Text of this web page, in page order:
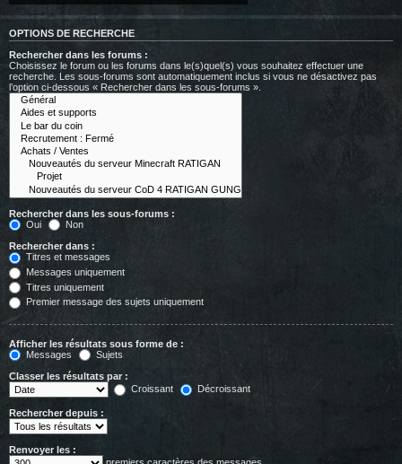
OPTIONS DE RECHERCHE
Rechercher dans les forums :
Choisissez le forum ou les forums dans le(s)quel(s) vous souhaitez effectuer une
recherche. Les sous-forums sont automatiquement inclus si vous ne désactivez pas
l’option ci-dessous « Rechercher dans les sous-forums ».
Rechercher dans les sous-forums :
Oui
Non
Rechercher dans :
Titres et messages
Messages uniquement
Titres uniquement
Premier message des sujets uniquement
Afficher les résultats sous forme de :
Messages
Sujets
Classer les résultats par :
Croissant
Décroissant
Rechercher depuis :
Renvoyer les :